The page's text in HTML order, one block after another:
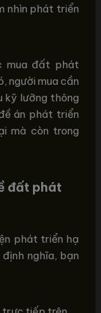
nhìn phát triển
mua đất phát
người mua cần
kỹ lưỡng thông
án phát triển
mà còn trong
đất phát
phát triển hạ
nghĩa, bạn